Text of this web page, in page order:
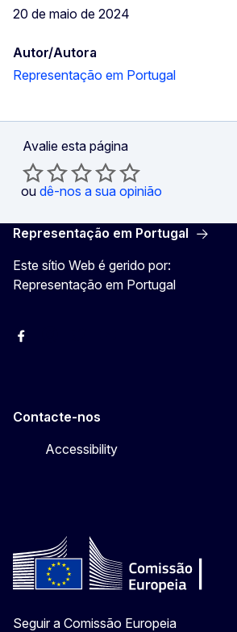
20 de maio de 2024
Autor/Autora
Representação em Portugal
Avalie esta página
ou dê-nos a sua opinião
Representação em Portugal
Este sítio Web é gerido por:
Representação em Portugal
Facebook
Contacte-nos
Accessibility
Seguir a Comissão Europeia